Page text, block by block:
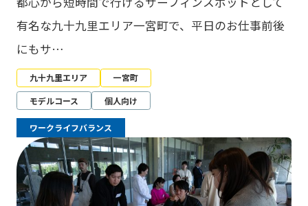
有名な九十九里エリア一宮町で、平日のお仕事前後
にもサ…
九十九里エリア
一宮町
モデルコース
個人向け
ワークライフバランス